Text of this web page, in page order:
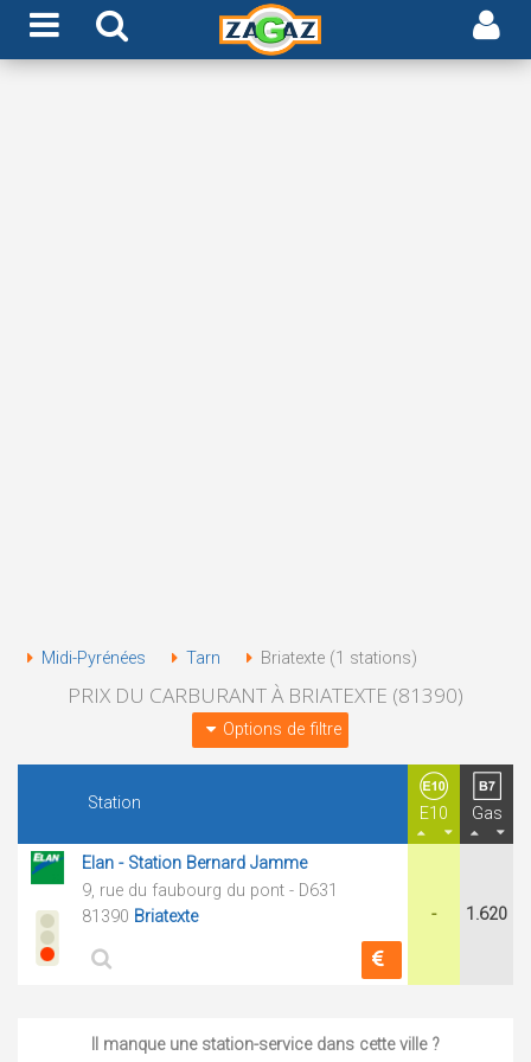
Midi-Pyrénées Tarn Briatexte (1 stations)
PRIX DU CARBURANT À BRIATEXTE (81390)
Options de filtre
Station
E10 Gas
Elan - Station Bernard Jamme
9, rue du faubourg du pont - D631
81390 Briatexte - 1.620
Il manque une station-service dans cette ville ?